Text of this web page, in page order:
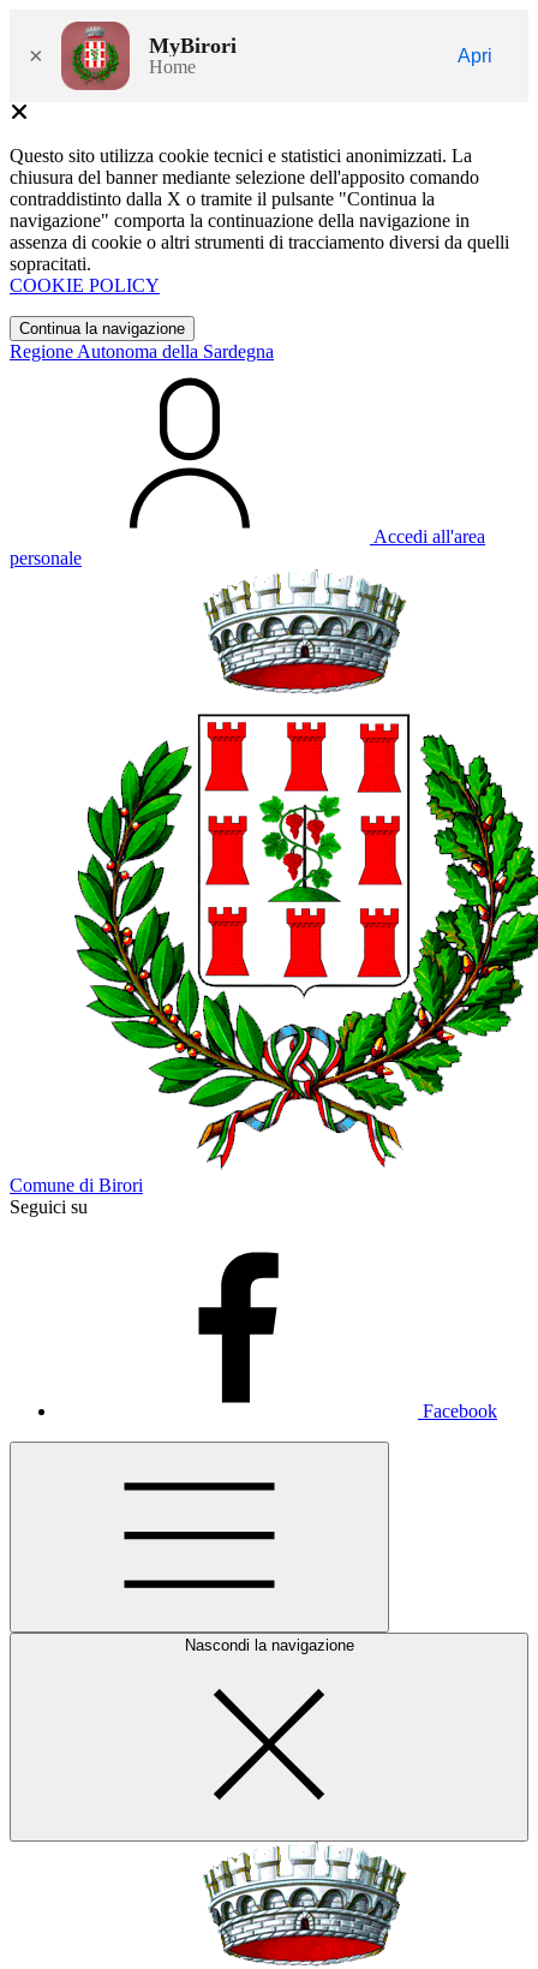
× MyBirori
Home
Apri
Questo sito utilizza cookie tecnici e statistici anonimizzati. La
chiusura del banner mediante selezione dell'apposito comando
contraddistinto dalla X o tramite il pulsante "Continua la
navigazione" comporta la continuazione della navigazione in
assenza di cookie o altri strumenti di tracciamento diversi da quelli
sopracitati.
COOKIE POLICY
Continua la navigazione
Regione Autonoma della Sardegna
Accedi all'area
personale
Comune di Birori
Seguici su
Facebook
Nascondi la navigazione